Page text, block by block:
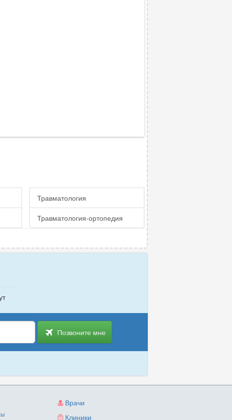
Травматология
Травматология-ортопедия
Позвоните мне
Врачи
Клиники